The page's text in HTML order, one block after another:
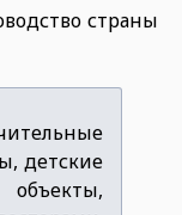
страны
детские